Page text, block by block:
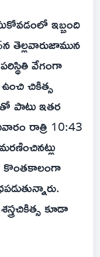
ఇబ్బంది
తెల్లవారుజామున
వేగంగా
చికిత్స
పాటు ఇతర
రాత్రి 10:43
కొంతకాలంగా
కూడా